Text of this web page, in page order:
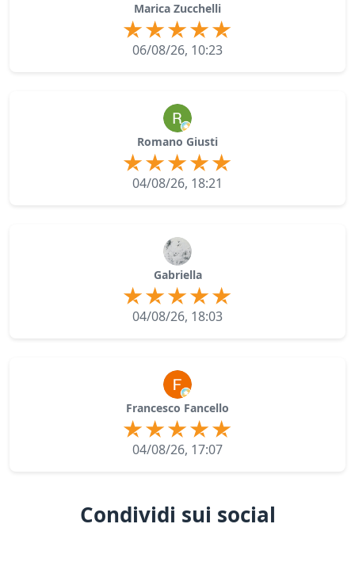
Marica Zucchelli
06/08/26, 10:23
Romano Giusti
04/08/26, 18:21
Gabriella
04/08/26, 18:03
Francesco Fancello
04/08/26, 17:07
Condividi sui social